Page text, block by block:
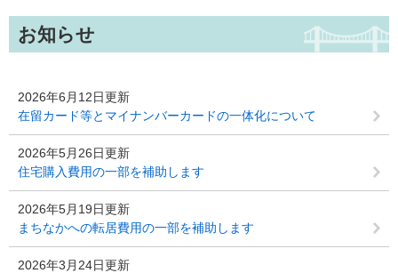
お知らせ
2026年6月12日更新
在留カード等とマイナンバーカードの一体化について
2026年5月26日更新
住宅購入費用の一部を補助します
2026年5月19日更新
まちなかへの転居費用の一部を補助します
2026年3月24日更新